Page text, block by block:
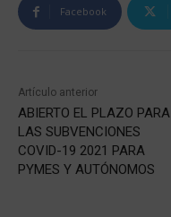
Facebook
Artículo anterior
ABIERTO EL PLAZO PARA
LAS SUBVENCIONES
COVID-19 2021 PARA
PYMES Y AUTÓNOMOS